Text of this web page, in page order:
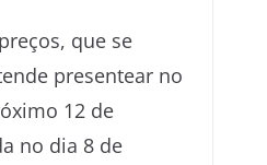
que se
presentear no
12 de
no dia 8 de